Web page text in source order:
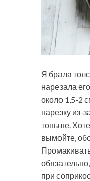
Я брала
нарезала
около 1,5-2
нарезку из-
тоньше.
вымойте,
при